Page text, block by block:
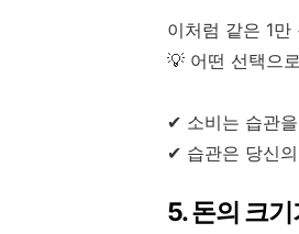
이처럼 같은 1만
💡 어떤 선택으
✔ 소비는 습관
✔ 습관은 당신
5. 돈의 크